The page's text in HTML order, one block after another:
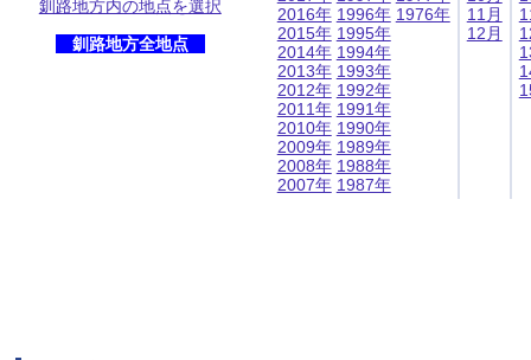
釧路地方内の地点を選択
釧路地方全地点
2016年
2015年
2014年
2013年
2012年
2011年
2010年
2009年
2008年
2007年
1996年
1995年
1994年
1993年
1992年
1991年
1990年
1989年
1988年
1987年
1976年
11月
12月